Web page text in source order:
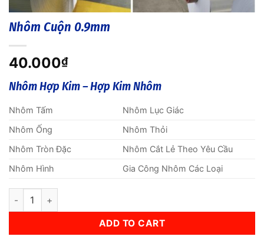
Nhôm Cuộn 0.9mm
40.000₫
Nhôm Hợp Kim – Hợp Kim Nhôm
Nhôm Tấm
Nhôm Lục Giác
Nhôm Ống
Nhôm Thỏi
Nhôm Tròn Đặc
Nhôm Cắt Lẻ Theo Yêu Cầu
Nhôm Hình
Gia Công Nhôm Các Loại
Nhôm Cuộn 0.9mm quantity
ADD TO CART